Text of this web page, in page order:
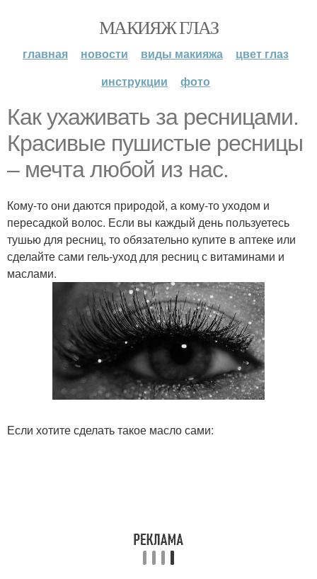
МАКИЯЖ ГЛАЗ
главная новости виды макияжа
цвет глаз
инструкции
фото
Как ухаживать за ресницами.
Красивые пушистые ресницы
– мечта любой из нас.
Кому-то они даются природой, а кому-то уходом и
пересадкой волос. Если вы каждый день пользуетесь
тушью для ресниц, то обязательно купите в аптеке или
сделайте сами гель-уход для ресниц с витаминами и
маслами.
Если хотите сделать такое масло сами: